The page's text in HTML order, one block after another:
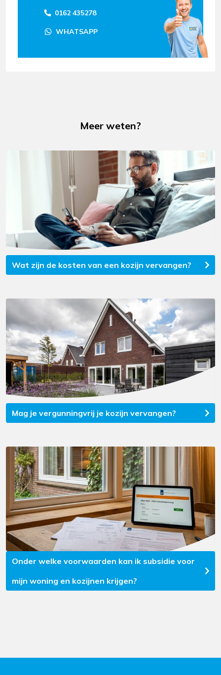
0162 435278
WHATSAPP
Meer weten?
Wat zijn de kosten van een kozijn vervangen?
Mag je vergunningvrij je kozijn vervangen?
Onder welke voorwaarden kan ik subsidie voor
mijn woning en kozijnen krijgen?